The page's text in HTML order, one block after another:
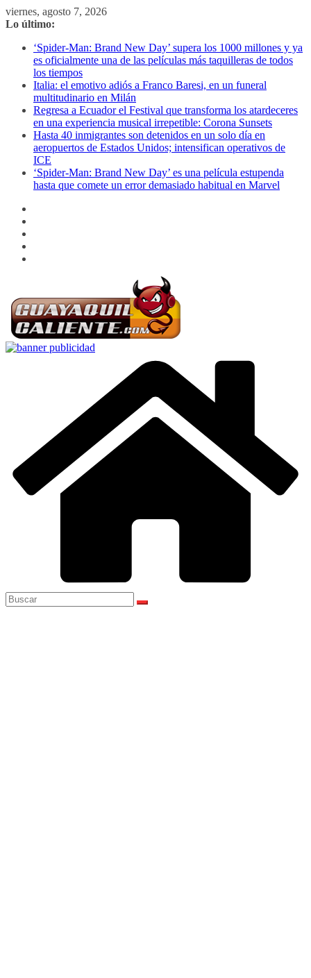
Saltar
al
viernes, agosto 7, 2026
Lo último:
‘Spider-Man: Brand New Day’ supera los 1000 millones y ya
es oficialmente una de las películas más taquilleras de todos
los tiempos
Italia: el emotivo adiós a Franco Baresi, en un funeral
multitudinario en Milán
Regresa a Ecuador el Festival que transforma los atardeceres
en una experiencia musical irrepetible: Corona Sunsets
Hasta 40 inmigrantes son detenidos en un solo día en
aeropuertos de Estados Unidos; intensifican operativos de
ICE
‘Spider-Man: Brand New Day’ es una película estupenda
hasta que comete un error demasiado habitual en Marvel